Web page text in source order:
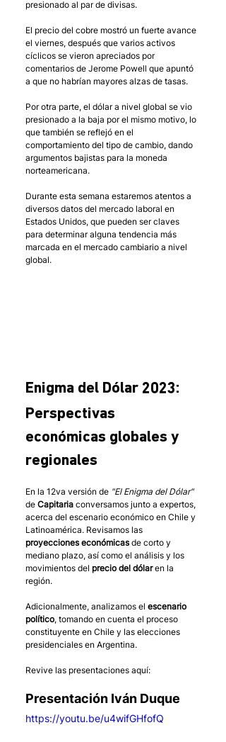
presionado al par de divisas.
El precio del cobre mostró un fuerte avance
el viernes, después que varios activos
cíclicos se vieron apreciados por
comentarios de Jerome Powell que apuntó
a que no habrían mayores alzas de tasas.
Por otra parte, el dólar a nivel global se vio
presionado a la baja por el mismo motivo, lo
que también se reflejó en el
comportamiento del tipo de cambio, dando
argumentos bajistas para la moneda
norteamericana.
Durante esta semana estaremos atentos a
diversos datos del mercado laboral en
Estados Unidos, que pueden ser claves
para determinar alguna tendencia más
marcada en el mercado cambiario a nivel
global.
Enigma del Dólar 2023:
Perspectivas
económicas globales y
regionales
En la 12va versión de "El Enigma del Dólar"
de Capitaria conversamos junto a expertos,
acerca del escenario económico en Chile y
Latinoamérica. Revisamos las
proyecciones económicas de corto y
mediano plazo, así como el análisis y los
movimientos del precio del dólar en la
región.
Adicionalmente, analizamos el escenario
político, tomando en cuenta el proceso
constituyente en Chile y las elecciones
presidenciales en Argentina.
Revive las presentaciones aquí:
Presentación Iván Duque
https://youtu.be/u4wifGHfofQ